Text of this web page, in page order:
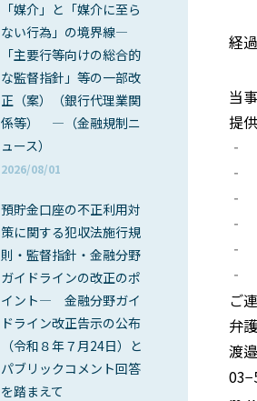
「媒介」と「媒介に至ら
ない行為」の境界線―
「主要行等向けの総合的
な監督指針」等の一部改
正（案）（銀行代理業関
係等） ―（金融規制ニ
ュース）
2026/08/01
預貯金口座の不正利用対
策に関する犯収法施行規
則・監督指針・金融分野
ガイドラインの改正のポ
イント― 金融分野ガイ
ドライン改正告示の公布
（令和８年７月24日）と
パブリックコメント回答
を踏まえて
経
当
提
‐
‐
‐
‐
‐
‐
ご
弁
渡